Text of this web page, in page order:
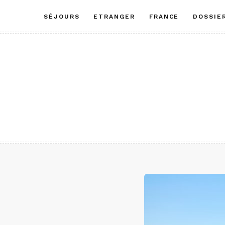
contenu
SÉJOURS ETRANGER FRANCE